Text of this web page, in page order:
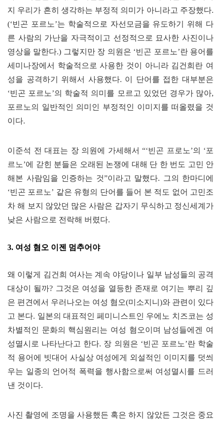
지 우리가 흔히 생각하는 부정적 의미가 아니라고 주장했다.
(‘빈곤 포르노’는 학술적으로 자선모금을 유도하기 위해 다
른 사람의 가난을 자극적이고 선정적으로 묘사한 사진이나
영상을 말한다.) 그렇지만 장 의원은 ‘빈곤 포르노’란 용어를
세미나장에서 학술적으로 사용한 것이 아니라 김건희란 여
성을 공격하기 위해서 사용했다. 이 단어를 접한 대부분은
‘빈곤 포르노’의 학술적 의미를 모르고 있었던 경우가 많아,
포르노의 일반적인 의미인 부정적인 이미지를 떠올렸을 것
이다.
이준석 전 대표는 장 의원에 가세해서 “‘빈곤 프로노’의 ‘포
르노’에 갇힌 분들은 오래된 논쟁에 대해 단 한 번도 고민 안
해본 사람임을 인증하는 것”이라고 말했다. 그의 한마디에
‘빈곤 포르노’ 같은 유형의 단어를 들어 본 적도 없어 고민조
차 해 보지 않았던 많은 사람은 갑자기 무식하고 정신세계가
낮은 사람으로 전락해 버렸다.
3. 여성 혐오 이젠 멈추어야
왜 이렇게 김건희 여사는 계속 야당이나 일부 남성들의 공격
대상이 될까? 그것은 여성을 열등한 존재로 여기는 뿌리 깊
은 편견에서 우러나오는 여성 혐오(미소지니 )와 관련이 있다
고 본다. 일본의 대표적인 페미니스트인 우에노 치즈코는 성
차별적인 문화의 핵심원리는 여성 혐오이며 남성들에겐 여
성멸시로 나타난다고 한다. 장 의원은 ‘빈곤 포르노’란 학술
적 용어에 빗대어 사실상 여성에게 외설적인 이미지를 덧씌
우는 일종의 언어적 폭력을 행사함으로써 여성멸시를 드러
낸 것이다.
사진 촬영에 조명을 사용했든 혹은 하지 않았든 그것은 중요